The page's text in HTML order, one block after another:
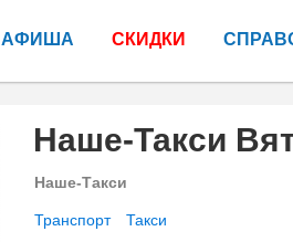
АФИША СКИДКИ
Наше-Такси
Наше-Такси
Транспорт Такси